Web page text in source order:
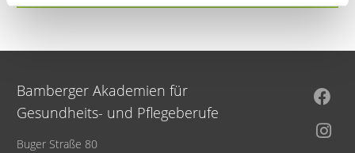
Bamberger Akademien für
Gesundheits- und Pflegeberufe
Buger Straße 80